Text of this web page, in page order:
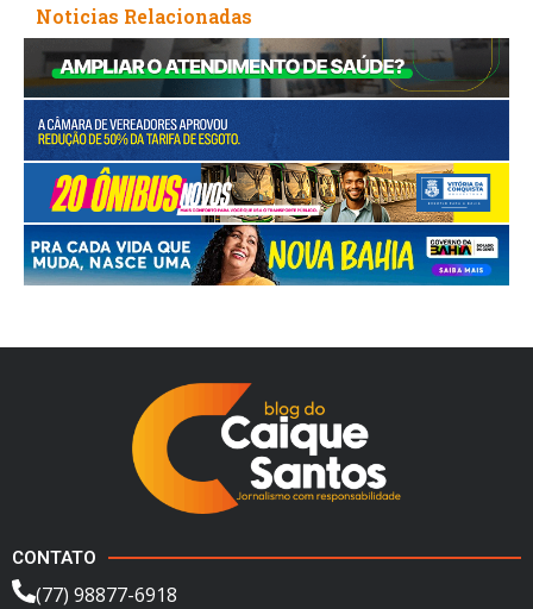
Noticias Relacionadas
CONTATO
(77) 98877-6918